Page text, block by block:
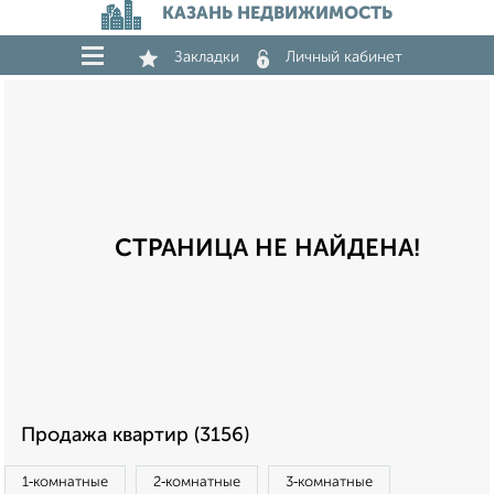
КАЗАНЬ НЕДВИЖИМОСТЬ
Закладки Личный кабинет
СТРАНИЦА НЕ НАЙДЕНА!
Продажа квартир (3156)
1‑комнатные 2‑комнатные 3‑комнатные